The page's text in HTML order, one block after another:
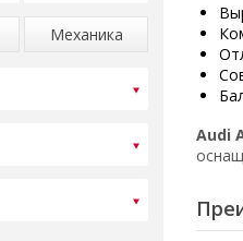
Механика
Audi